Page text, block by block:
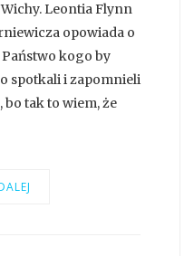
Leontia Flynn
opowiada o
kogo by
spotkali i zapomnieli
bo tak to wiem, że